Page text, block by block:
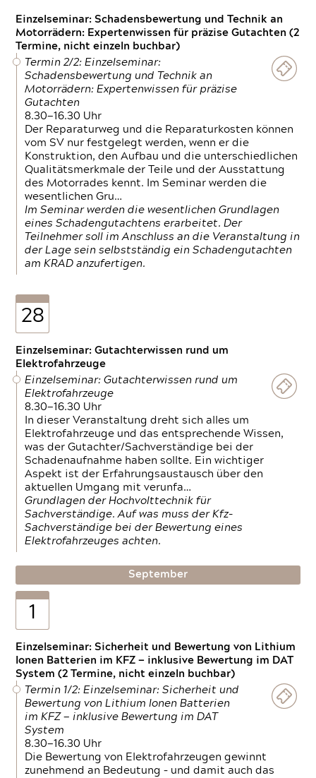
Einzelseminar: Schadensbewertung und Technik an
Motorrädern: Expertenwissen für präzise Gutachten (2
Termine, nicht einzeln buchbar)
Termin 2/2: Einzelseminar:
Schadensbewertung und Technik an
Motorrädern: Expertenwissen für präzise
Gutachten
8.30—16.30 Uhr
Der Reparaturweg und die Reparaturkosten können
vom SV nur festgelegt werden, wenn er die
Konstruktion, den Aufbau und die unterschiedlichen
Qualitätsmerkmale der Teile und der Ausstattung
des Motorrades kennt. Im Seminar werden die
wesentlichen Gru…
Im Seminar werden die wesentlichen Grundlagen
eines Schadengutachtens erarbeitet. Der
Teilnehmer soll im Anschluss an die Veranstaltung in
der Lage sein selbstständig ein Schadengutachten
am KRAD anzufertigen.
28
Einzelseminar: Gutachterwissen rund um
Elektrofahrzeuge
Einzelseminar: Gutachterwissen rund um
Elektrofahrzeuge
8.30—16.30 Uhr
In dieser Veranstaltung dreht sich alles um
Elektrofahrzeuge und das entsprechende Wissen,
was der Gutachter/Sachverständige bei der
Schadenaufnahme haben sollte. Ein wichtiger
Aspekt ist der Erfahrungsaustausch über den
aktuellen Umgang mit verunfa…
Grundlagen der Hochvolttechnik für
Sachverständige. Auf was muss der Kfz-
Sachverständige bei der Bewertung eines
Elektrofahrzeuges achten.
September
1
Einzelseminar: Sicherheit und Bewertung von Lithium
Ionen Batterien im KFZ — inklusive Bewertung im DAT
System (2 Termine, nicht einzeln buchbar)
Termin 1/2: Einzelseminar: Sicherheit und
Bewertung von Lithium Ionen Batterien
im KFZ — inklusive Bewertung im DAT
System
8.30—16.30 Uhr
Die Bewertung von Elektrofahrzeugen gewinnt
zunehmend an Bedeutung – und damit auch das